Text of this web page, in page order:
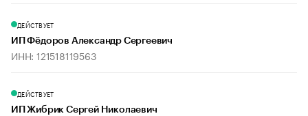
ДЕЙСТВУЕТ
ИП Фёдоров Александр Сергеевич
ИНН: 121518119563
ДЕЙСТВУЕТ
ИП Жибрик Сергей Николаевич